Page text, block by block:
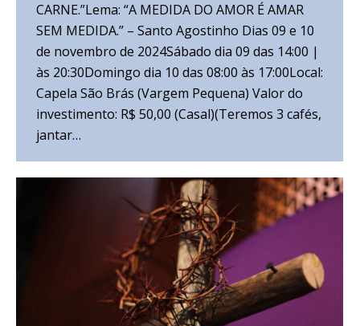
CARNE.”Lema: “A MEDIDA DO AMOR É AMAR
SEM MEDIDA.” – Santo Agostinho Dias 09 e 10
de novembro de 2024Sábado dia 09 das 14:00 |
às 20:30Domingo dia 10 das 08:00 às 17:00Local:
Capela São Brás (Vargem Pequena) Valor do
investimento: R$ 50,00 (Casal)(Teremos 3 cafés,
jantar…